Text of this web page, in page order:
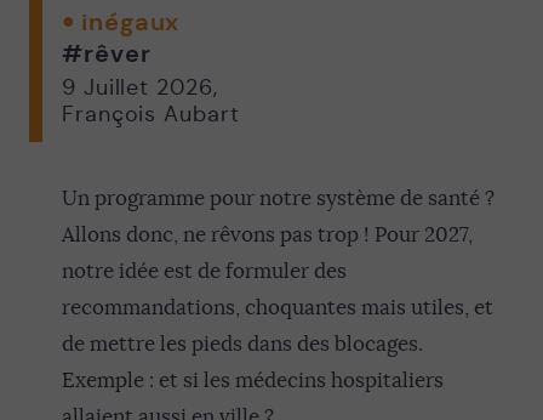
inégaux
#rêver
9 Juillet 2026,
François Aubart
Un programme pour notre système de santé ?
Allons donc, ne rêvons pas trop ! Pour 2027,
notre idée est de formuler des
recommandations, choquantes mais utiles, et
de mettre les pieds dans des blocages.
Exemple : et si les médecins hospitaliers